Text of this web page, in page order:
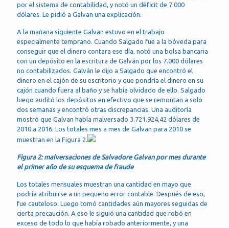
por el sistema de contabilidad, y notó un déficit de 7.000
dólares. Le pidió a Galvan una explicación.
A la mañana siguiente Galvan estuvo en el trabajo
especialmente temprano. Cuando Salgado fue a la bóveda para
conseguir que el dinero contara ese día, notó una bolsa bancaria
con un depósito en la escritura de Galván por los 7.000 dólares
no contabilizados. Galván le dijo a Salgado que encontró el
dinero en el cajón de su escritorio y que pondría el dinero en su
cajón cuando fuera al baño y se había olvidado de ello. Salgado
luego auditó los depósitos en efectivo que se remontan a solo
dos semanas y encontró otras discrepancias. Una auditoría
mostró que Galvan había malversado 3.721.924,42 dólares de
2010 a 2016. Los totales mes a mes de Galvan para 2010 se
muestran en la Figura 2.
Figura 2: malversaciones de Salvadore Galvan por mes durante
el primer año de su esquema de fraude
Los totales mensuales muestran una cantidad en mayo que
podría atribuirse a un pequeño error contable. Después de eso,
fue cauteloso. Luego tomó cantidades aún mayores seguidas de
cierta precaución. A eso le siguió una cantidad que robó en
exceso de todo lo que había robado anteriormente, y una